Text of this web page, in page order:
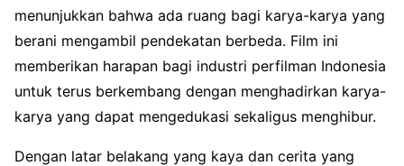
menunjukkan bahwa ada ruang bagi karya-karya yang
berani mengambil pendekatan berbeda. Film ini
memberikan harapan bagi industri perfilman Indonesia
untuk terus berkembang dengan menghadirkan karya-
karya yang dapat mengedukasi sekaligus menghibur.
Dengan latar belakang yang kaya dan cerita yang